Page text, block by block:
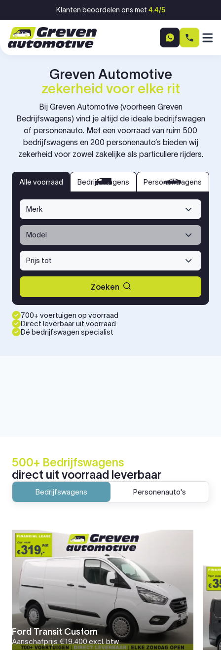
Ga naar inhoudKlanten beoordelen ons met 4.4/5
Greven Automotive
zekerheid voor elke rit
Bij Greven Automotive (voorheen Greven
Bedrijfswagens) vind je altijd de ideale bedrijfswagen
of personenauto. Met een voorraad van ruim 500
bedrijfswagens en 200 personenauto’s bieden wij
zekerheid voor zowel zakelijke als particuliere rijders.
bedrijfswagens personenwagens
Alle voorraad Bedrijfswagens Personenwagens
Merk
Model
Prijs tot
Zoeken
700+ voertuigen op voorraad
Direct leverbaar uit voorraad
Dé bedrijfswagen specialist
500+ Bedrijfswagens
direct uit voorraad leverbaar
Bedrijfswagens Personenauto's
Ford Transit Custom
Aanschafprijs €19.400 excl. btw